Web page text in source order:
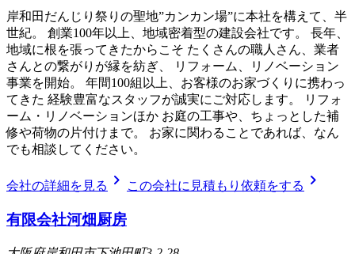
岸和田だんじり祭りの聖地”カンカン場”に本社を構えて、半
世紀。 創業100年以上、地域密着型の建設会社です。 長年、
地域に根を張ってきたからこそ たくさんの職人さん、業者
さんとの繋がりが縁を紡ぎ、 リフォーム、リノベーション
事業を開始。 年間100組以上、お客様のお家づくりに携わっ
てきた 経験豊富なスタッフが誠実にご対応します。 リフォ
ーム・リノベーションほか お庭の工事や、ちょっとした補
修や荷物の片付けまで。 お家に関わることであれば、なん
でも相談してください。
会社の詳細を見る chevron_right この会社に見積もり依頼をする chevron_right
有限会社河畑厨房